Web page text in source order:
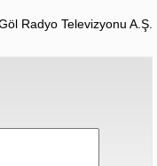
Radyo Televizyonu A.Ş.